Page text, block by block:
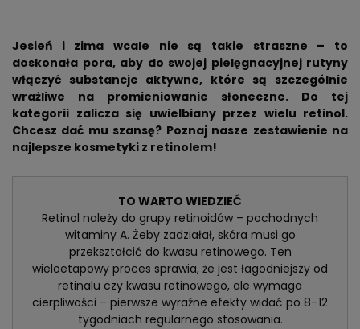
Jesień i zima wcale nie są takie straszne – to
doskonała pora, aby do swojej pielęgnacyjnej rutyny
włączyć substancje aktywne, które są szczególnie
wrażliwe na promieniowanie słoneczne. Do tej
kategorii zalicza się uwielbiany przez wielu retinol.
Chcesz dać mu szansę? Poznaj nasze zestawienie na
najlepsze kosmetyki z retinolem!
TO WARTO WIEDZIEĆ
Retinol należy do grupy retinoidów – pochodnych
witaminy A. Żeby zadziałał, skóra musi go
przekształcić do kwasu retinowego. Ten
wieloetapowy proces sprawia, że jest łagodniejszy od
retinalu czy kwasu retinowego, ale wymaga
cierpliwości – pierwsze wyraźne efekty widać po 8–12
tygodniach regularnego stosowania.